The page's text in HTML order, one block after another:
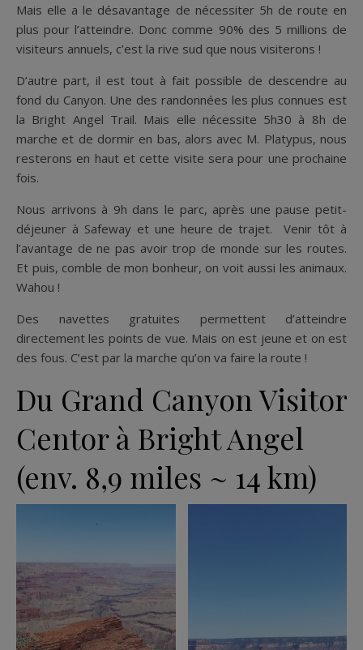
Mais elle a le désavantage de nécessiter 5h de route en
plus pour l’atteindre. Donc comme 90% des 5 millions de
visiteurs annuels, c’est la rive sud que nous visiterons !
D’autre part, il est tout à fait possible de descendre au
fond du Canyon. Une des randonnées les plus connues est
la Bright Angel Trail. Mais elle nécessite 5h30 à 8h de
marche et de dormir en bas, alors avec M. Platypus, nous
resterons en haut et cette visite sera pour une prochaine
fois.
Nous arrivons à 9h dans le parc, après une pause petit-
déjeuner à Safeway et une heure de trajet. Venir tôt à
l’avantage de ne pas avoir trop de monde sur les routes.
Et puis, comble de mon bonheur, on voit aussi les animaux.
Wahou !
Des navettes gratuites permettent d’atteindre
directement les points de vue. Mais on est jeune et on est
des fous. C’est par la marche qu’on va faire la route !
Du Grand Canyon Visitor
Centor à Bright Angel
(env. 8,9 miles ~ 14 km)